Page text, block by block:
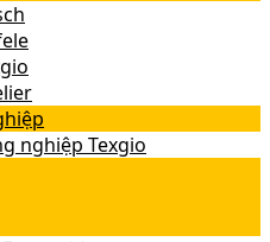
nghiệp Texgio